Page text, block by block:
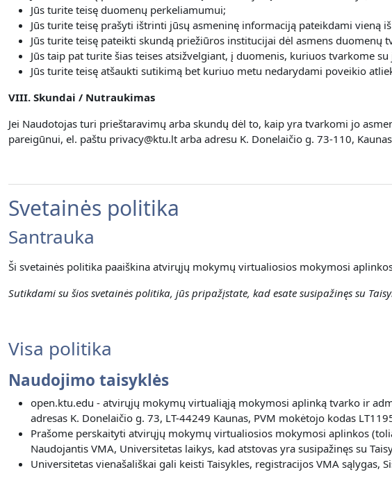
Jūs turite teisę duomenų perkeliamumui;
Jūs turite teisę prašyti ištrinti jūsų asmeninę informaciją pateikdami vieną
Jūs turite teisę pateikti skundą priežiūros institucijai dėl asmens
Jūs taip pat turite šias teises atsižvelgiant, į duomenis, kuriuos tvarkome
Jūs turite teisę atšaukti sutikimą bet kuriuo metu nedarydami poveikio
VIII. Skundai / Nutraukimas
Jei Naudotojas turi prieštaravimų arba skundų dėl to, kaip yra tvarkomi jo
pareigūnui, el. paštu privacy@ktu.lt arba adresu K. Donelaičio g. 73-110,
Svetainės politika
Santrauka
Ši svetainės politika paaiškina atvirųjų mokymų virtualiosios mokymosi
Sutikdami su šios svetainės politika, jūs pripažįstate, kad esate susipažinęs su
Visa politika
Naudojimo taisyklės
open.ktu.edu - atvirųjų mokymų virtualiąją mokymosi aplinką tvarko ir
adresas K. Donelaičio g. 73, LT-44249 Kaunas, PVM mokėtojo kodas
Prašome perskaityti atvirųjų mokymų virtualiosios mokymosi aplinkos
Naudojantis VMA, Universitetas laikys, kad atstovas yra susipažinęs su
Universitetas vienašališkai gali keisti Taisykles, registracijos VMA sąlygas,